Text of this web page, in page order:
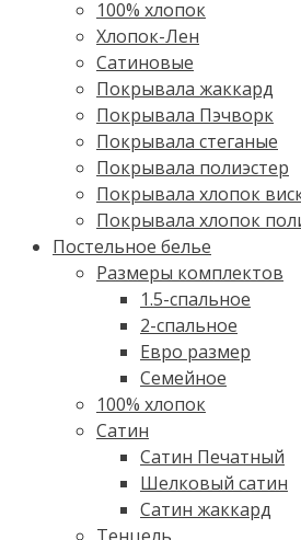
100% хлопок
Хлопок-Лен
Сатиновые
Покрывала жаккард
Покрывала Пэчворк
Покрывала стеганые
Покрывала полиэстер
Покрывала хлопок
Покрывала хлопок
Постельное белье
Размеры комплектов
1.5-спальное
2-спальное
Евро размер
Семейное
100% хлопок
Cатин
Сатин Печатный
Шелковый сатин
Сатин жаккард